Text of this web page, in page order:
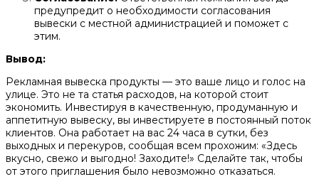
предупредит о необходимости согласования
вывески с местной администрацией и поможет с
этим.
Вывод:
Рекламная вывеска продукты — это ваше лицо и голос на
улице. Это не та статья расходов, на которой стоит
экономить. Инвестируя в качественную, продуманную и
аппетитную вывеску, вы инвестируете в постоянный поток
клиентов. Она работает на вас 24 часа в сутки, без
выходных и перекуров, сообщая всем прохожим: «Здесь
вкусно, свежо и выгодно! Заходите!» Сделайте так, чтобы
от этого приглашения было невозможно отказаться.